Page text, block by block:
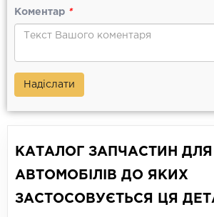
Коментар *
Надіслати
КАТАЛОГ ЗАПЧАСТИН ДЛЯ
АВТОМОБІЛІВ ДО ЯКИХ
ЗАСТОСОВУЄТЬСЯ ЦЯ